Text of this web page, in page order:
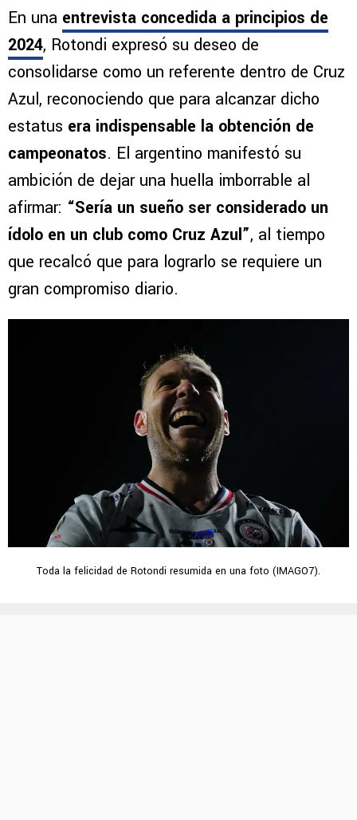
En una entrevista concedida a principios de
2024, Rotondi expresó su deseo de
consolidarse como un referente dentro de Cruz
Azul, reconociendo que para alcanzar dicho
estatus era indispensable la obtención de
campeonatos. El argentino manifestó su
ambición de dejar una huella imborrable al
afirmar: “Sería un sueño ser considerado un
ídolo en un club como Cruz Azul”, al tiempo
que recalcó que para lograrlo se requiere un
gran compromiso diario.
Toda la felicidad de Rotondi resumida en una foto (IMAGO7).